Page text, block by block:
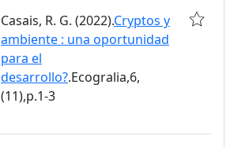
Casais, R. G. (2022).Cryptos y
ambiente : una oportunidad
para el
desarrollo?.Ecogralia,6,
(11),p.1-3